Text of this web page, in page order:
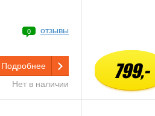
0 отзывы
Подробнее
Нет в наличии
799,-